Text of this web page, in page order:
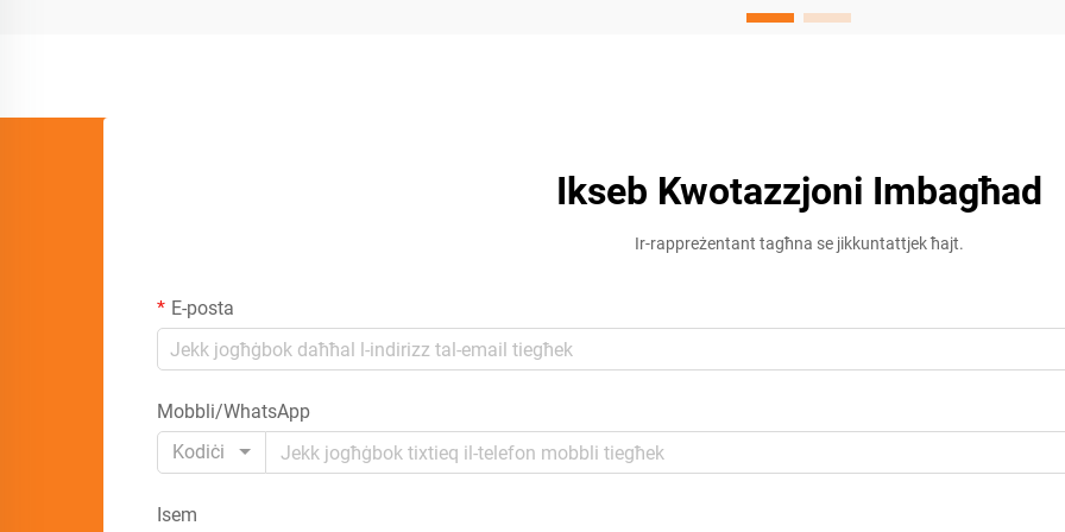
Ikseb Kwotazzjoni Imbagħad
Ir-rappreżentant tagħna se jikkuntattjek ħajt.
E-posta
Mobbli/WhatsApp
Kodiċi
Isem